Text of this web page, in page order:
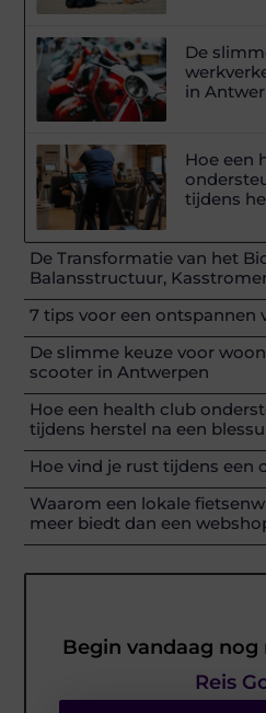
De
in
Hoe een
tijdens
De Transformatie van het
Balansstructuur,
7 tips voor een ontspannen
De slimme keuze voor
scooter in Antwerpen
Hoe een health club
tijdens herstel na een
Hoe vind je rust tijdens een
Waarom een lokale
meer biedt dan een
Begin vandaag
Reis